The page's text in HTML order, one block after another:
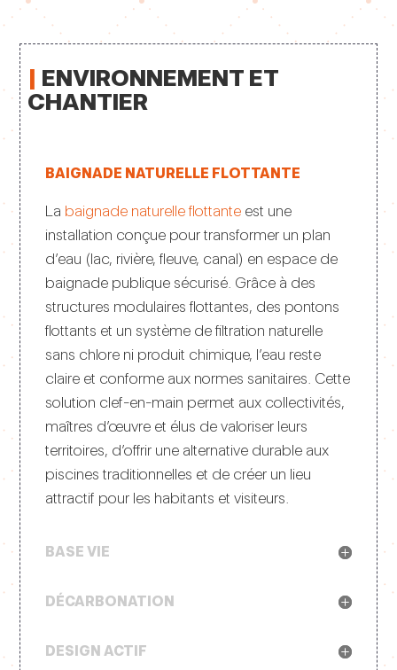
| ENVIRONNEMENT ET
CHANTIER
BAIGNADE NATURELLE FLOTTANTE
La baignade naturelle flottante est une
installation conçue pour transformer un plan
d’eau (lac, rivière, fleuve, canal) en espace de
baignade publique sécurisé. Grâce à des
structures modulaires flottantes, des pontons
flottants et un système de filtration naturelle
sans chlore ni produit chimique, l’eau reste
claire et conforme aux normes sanitaires. Cette
solution clef-en-main permet aux collectivités,
maîtres d’œuvre et élus de valoriser leurs
territoires, d’offrir une alternative durable aux
piscines traditionnelles et de créer un lieu
attractif pour les habitants et visiteurs.
BASE VIE
DÉCARBONATION
DESIGN ACTIF